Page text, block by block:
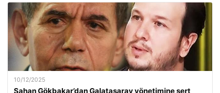
10/12/2025
Şahan Gökbakar’dan Galatasaray yönetimine sert